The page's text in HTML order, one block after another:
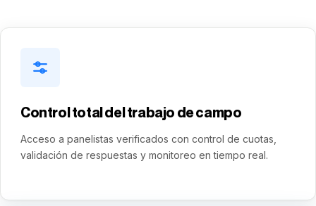
Control total del trabajo de campo
Acceso a panelistas verificados con control de cuotas,
validación de respuestas y monitoreo en tiempo real.